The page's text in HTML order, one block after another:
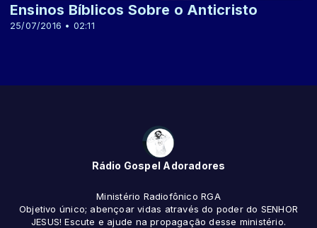
25/07/2016 • 02:11
Ensinos Bíblicos Sobre o Anticristo
Rádio Gospel Adoradores
Ministério Radiofônico RGA
Objetivo único; abençoar vidas através do poder do SENHOR
JESUS! Escute e ajude na propagação desse ministério.